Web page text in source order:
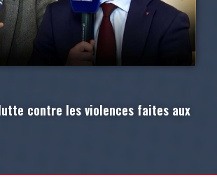
contre les violences faites aux